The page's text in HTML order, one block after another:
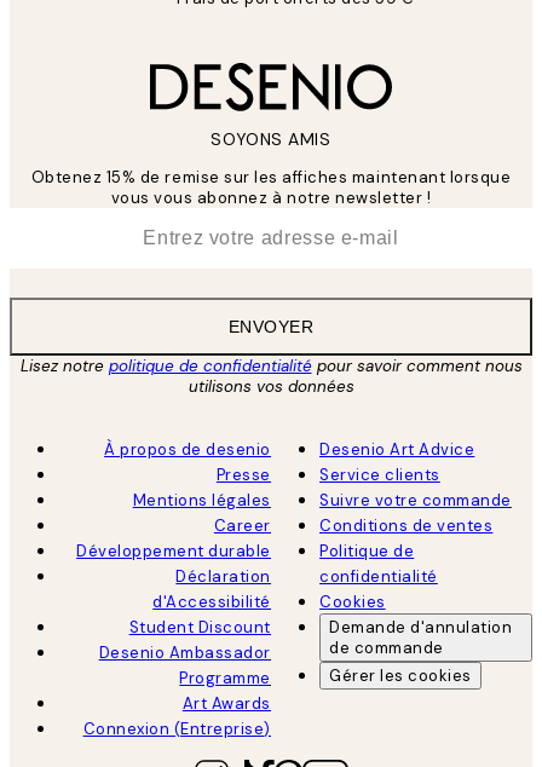
SOYONS AMIS
Obtenez 15% de remise sur les affiches maintenant lorsque
vous vous abonnez à notre newsletter !
ENVOYER
Lisez notre politique de confidentialitépour savoir comment nous
utilisons vos données
À propos de desenio
Presse
Mentions légales
Career
Développement durable
Déclaration
d'Accessibilité
Student Discount
Desenio Ambassador
Programme
Art Awards
Connexion (Entreprise)
Desenio Art Advice
Service clients
Suivre votre commande
Conditions de ventes
Politique de
confidentialité
Cookies
Demande d'annulation
de commande
Gérer les cookies